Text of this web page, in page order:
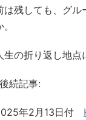
は残しても、グル
生の折り返し地点
続記事:
年2月13日付